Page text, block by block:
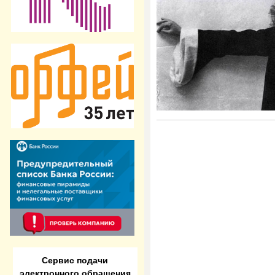
Сервис подачи